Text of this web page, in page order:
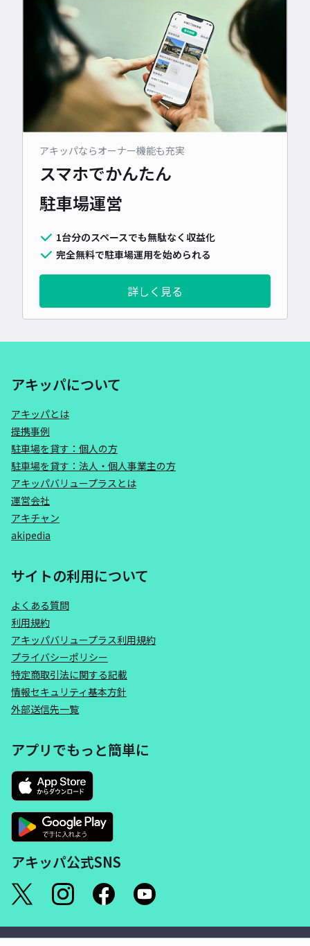
アキッパならオーナー機能も充実
スマホでかんたん
駐車場運営
1台分のスペースでも無駄なく収益化
完全無料で駐車場運用を始められる
詳しく見る
アキッパについて
アキッパとは
提携事例
駐車場を貸す：個人の方
駐車場を貸す：法人・個人事業主の方
アキッパバリュープラスとは
運営会社
アキチャン
akipedia
サイトの利用について
よくある質問
利用規約
アキッパバリュープラス利用規約
プライバシーポリシー
特定商取引法に関する記載
情報セキュリティ基本方針
外部送信先一覧
アプリでもっと簡単に
アキッパ公式SNS